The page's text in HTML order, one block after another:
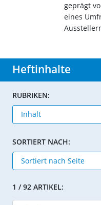
geprägt
eines
Heftinhalte
RUBRIKEN:
SORTIERT NACH:
1 / 92 ARTIKEL: